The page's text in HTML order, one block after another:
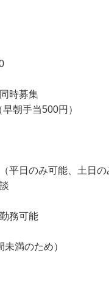
時募集
平日のみ可能、土日
務可能
未満のため）